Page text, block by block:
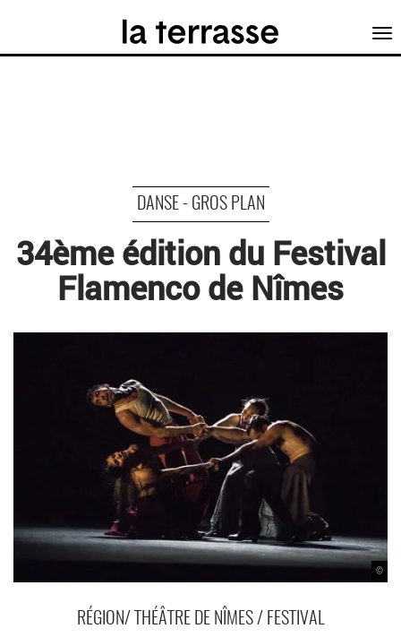
DANSE - GROS PLAN
34ème édition du Festival
Flamenco de Nîmes
©
RÉGION/ THÉÂTRE DE NÎMES / FESTIVAL